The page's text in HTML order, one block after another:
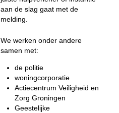
aan de slag gaat met de
melding.
We werken onder andere
samen met:
de politie
woningcorporatie
Actiecentrum Veiligheid en
Zorg Groningen
Geestelijke